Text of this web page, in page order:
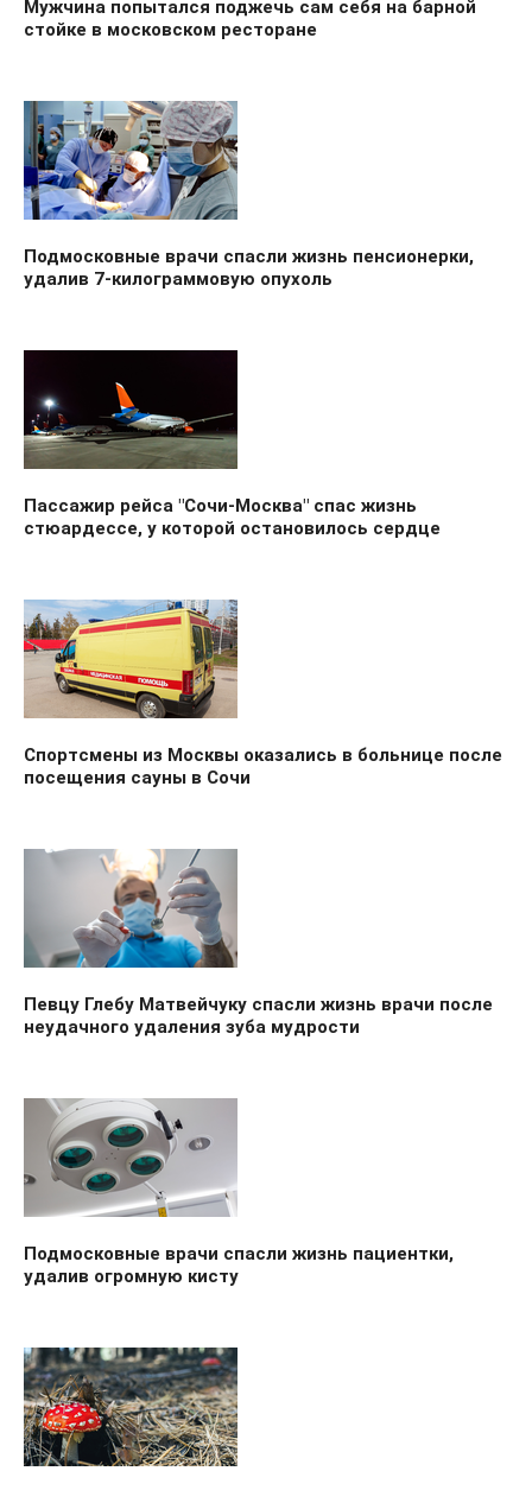
Мужчина попытался поджечь сам себя на барной
стойке в московском ресторане
Подмосковные врачи спасли жизнь пенсионерки,
удалив 7-килограммовую опухоль
Пассажир рейса "Сочи-Москва" спас жизнь
стюардессе, у которой остановилось сердце
Спортсмены из Москвы оказались в больнице после
посещения сауны в Сочи
Певцу Глебу Матвейчуку спасли жизнь врачи после
неудачного удаления зуба мудрости
Подмосковные врачи спасли жизнь пациентки,
удалив огромную кисту